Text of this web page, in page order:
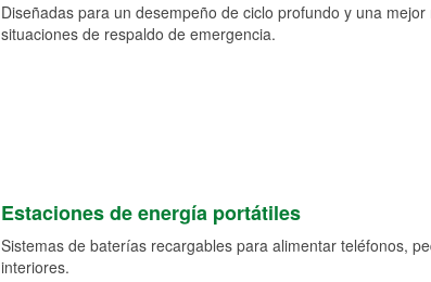
Diseñadas para un desempeño de ciclo profundo y una
situaciones de respaldo de emergencia.
Estaciones de energía portátiles
Sistemas de baterías recargables para alimentar teléfonos,
interiores.